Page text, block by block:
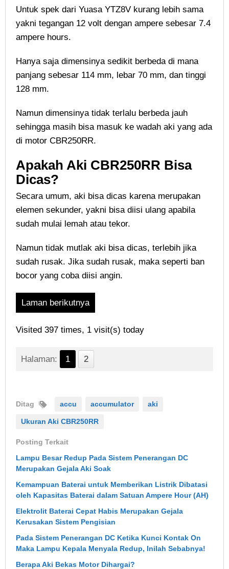
Untuk spek dari Yuasa YTZ8V kurang lebih sama
yakni tegangan 12 volt dengan ampere sebesar 7.4
ampere hours.
Hanya saja dimensinya sedikit berbeda di mana
panjang sebesar 114 mm, lebar 70 mm, dan tinggi
128 mm.
Namun dimensinya tidak terlalu berbeda jauh
sehingga masih bisa masuk ke wadah aki yang ada
di motor CBR250RR.
Apakah Aki CBR250RR Bisa
Dicas?
Secara umum, aki bisa dicas karena merupakan
elemen sekunder, yakni bisa diisi ulang apabila
sudah mulai lemah atau tekor.
Namun tidak mutlak aki bisa dicas, terlebih jika
sudah rusak. Jika sudah rusak, maka seperti ban
bocor yang coba diisi angin.
Laman berikutnya
Visited 397 times, 1 visit(s) today
Halaman: 1 2
Ditag accu accumulator aki
Ukuran Aki CBR250RR
Posting Terkait
Lampu Besar Redup Pada Sistem Penerangan DC
Merupakan Gejala Aki Soak
Kemampuan Baterai untuk Memberikan Listrik Dibatasi
oleh Kapasitas Baterai dalam Satuan Ampere Hour (AH)
Elektrolit Baterai Cepat Habis Merupakan Gejala
Kerusakan Sistem Pengisian
Pada Sistem Penerangan DC Ketika Kunci Kontak On
Maka Lampu Kepala Menyala Redup, Inilah Sebabnya!
Berapa Aki Bekas Motor Dihargai?